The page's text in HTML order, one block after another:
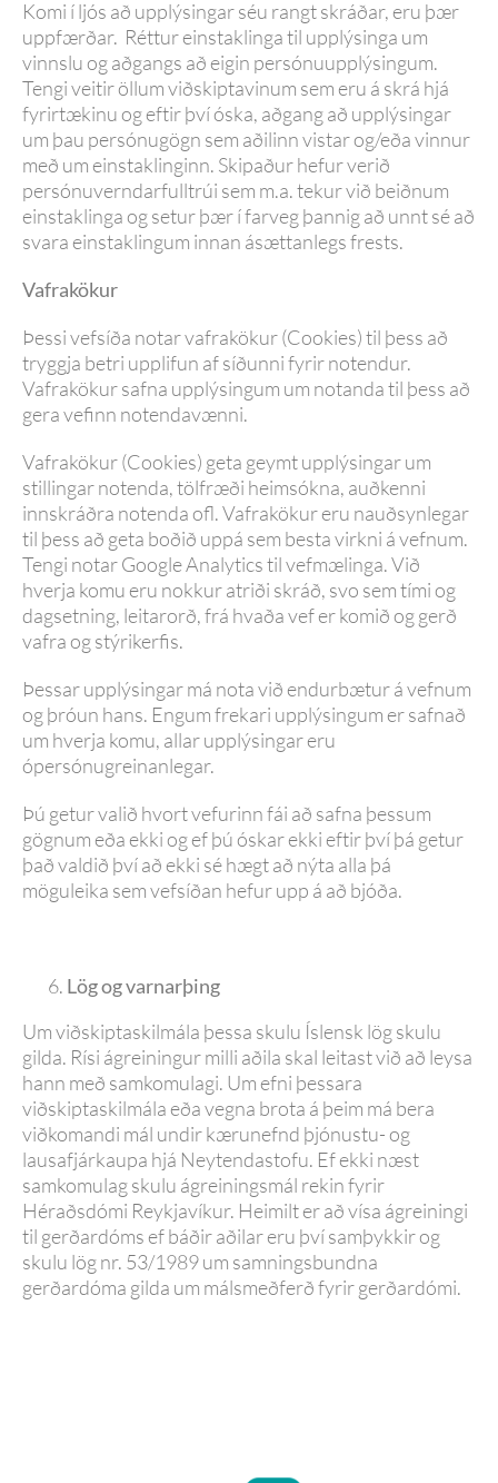
Komi í ljós að upplýsingar séu rangt skráðar, eru þær
uppfærðar. Réttur einstaklinga til upplýsinga um
vinnslu og aðgangs að eigin persónuupplýsingum.
Tengi veitir öllum viðskiptavinum sem eru á skrá hjá
fyrirtækinu og eftir því óska, aðgang að upplýsingar
um þau persónugögn sem aðilinn vistar og/eða vinnur
með um einstaklinginn. Skipaður hefur verið
persónuverndarfulltrúi sem m.a. tekur við beiðnum
einstaklinga og setur þær í farveg þannig að unnt sé að
svara einstaklingum innan ásættanlegs frests.
Vafrakökur
Þessi vefsíða notar vafrakökur (Cookies) til þess að
tryggja betri upplifun af síðunni fyrir notendur.
Vafrakökur safna upplýsingum um notanda til þess að
gera vefinn notendavænni.
Vafrakökur (Cookies) geta geymt upplýsingar um
stillingar notenda, tölfræði heimsókna, auðkenni
innskráðra notenda ofl. Vafrakökur eru nauðsynlegar
til þess að geta boðið uppá sem besta virkni á vefnum.
Tengi notar Google Analytics til vefmælinga. Við
hverja komu eru nokkur atriði skráð, svo sem tími og
dagsetning, leitarorð, frá hvaða vef er komið og gerð
vafra og stýrikerfis.
Þessar upplýsingar má nota við endurbætur á vefnum
og þróun hans. Engum frekari upplýsingum er safnað
um hverja komu, allar upplýsingar eru
ópersónugreinanlegar.
Þú getur valið hvort vefurinn fái að safna þessum
gögnum eða ekki og ef þú óskar ekki eftir því þá getur
það valdið því að ekki sé hægt að nýta alla þá
möguleika sem vefsíðan hefur upp á að bjóða.
Lög og varnarþing
Um viðskiptaskilmála þessa skulu Íslensk lög skulu
gilda. Rísi ágreiningur milli aðila skal leitast við að leysa
hann með samkomulagi. Um efni þessara
viðskiptaskilmála eða vegna brota á þeim má bera
viðkomandi mál undir kærunefnd þjónustu- og
lausafjárkaupa hjá Neytendastofu. Ef ekki næst
samkomulag skulu ágreiningsmál rekin fyrir
Héraðsdómi Reykjavíkur. Heimilt er að vísa ágreiningi
til gerðardóms ef báðir aðilar eru því samþykkir og
skulu lög nr. 53/1989 um samningsbundna
gerðardóma gilda um málsmeðferð fyrir gerðardómi.